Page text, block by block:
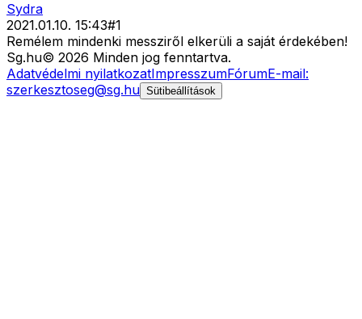
Sydra
2021.01.10. 15:43#1
Remélem mindenki messziről elkerüli a saját érdekében!
Sg.hu© 2026 Minden jog fenntartva.
Adatvédelmi nyilatkozatImpresszumFórumE-mail:
szerkesztoseg@sg.hu Sütibeállítások